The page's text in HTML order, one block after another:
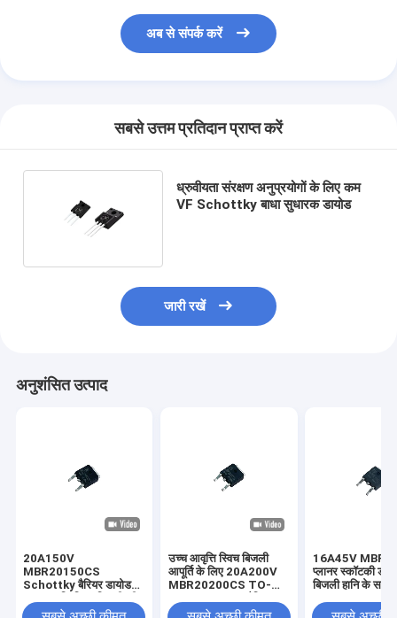
अब से संपर्क करें
सबसे उत्तम प्रतिदान प्राप्त करें
ध्रुवीयता संरक्षण अनुप्रयोगों के लिए कम
VF Schottky बाधा सुधारक डायोड
जारी रखें
अनुशंसित उत्पाद
20A150V
MBR20150CS
Schottky बैरियर डायोड
आपूर्ति तेजी से स्विचिंग गति के
उच्च आवृत्ति स्विच बिजली
आपूर्ति के लिए 20A200V
MBR20200CS TO-
डायोड
16A45V
प्लानर स्कॉटकी
बिजली हानि के